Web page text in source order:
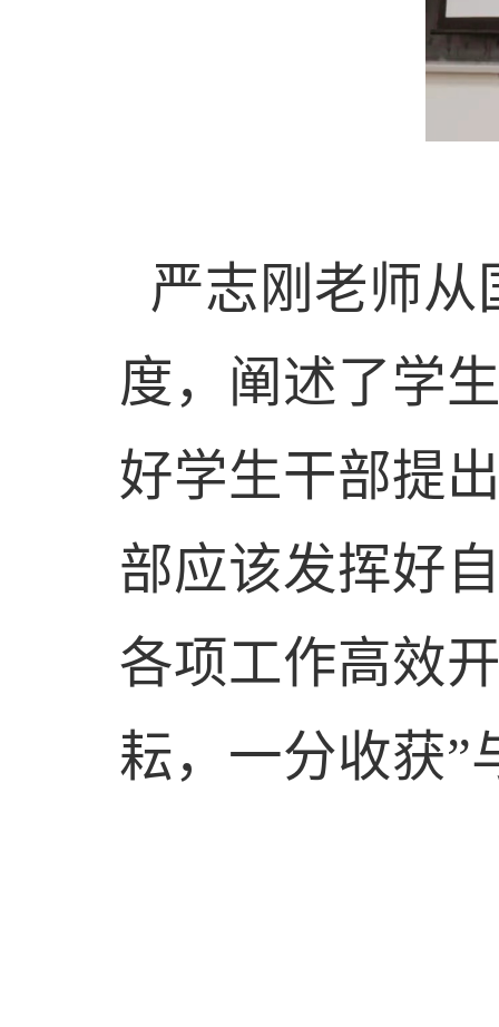
严志刚老师
度，阐述了学
好学生干部提
部应该发挥
各项工作高效
耘，一分收获”